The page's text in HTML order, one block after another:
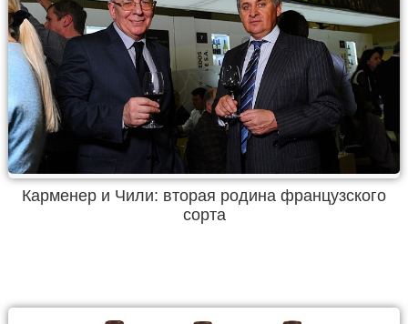
Карменер и Чили: вторая родина французского
сорта